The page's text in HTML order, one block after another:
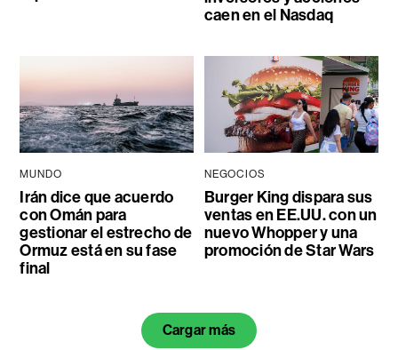
caen en el Nasdaq
MUNDO
Irán dice que acuerdo
con Omán para
gestionar el estrecho de
Ormuz está en su fase
final
NEGOCIOS
Burger King dispara sus
ventas en EE.UU. con un
nuevo Whopper y una
promoción de Star Wars
Cargar más